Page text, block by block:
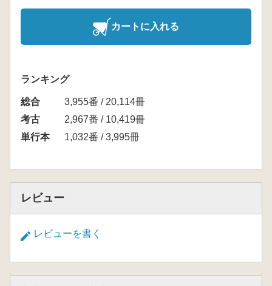
カートに入れる
ランキング
総合
3,955番 / 20,114冊
考古
2,967番 / 10,419冊
単行本
1,032番 / 3,995冊
レビュー
レビューを書く